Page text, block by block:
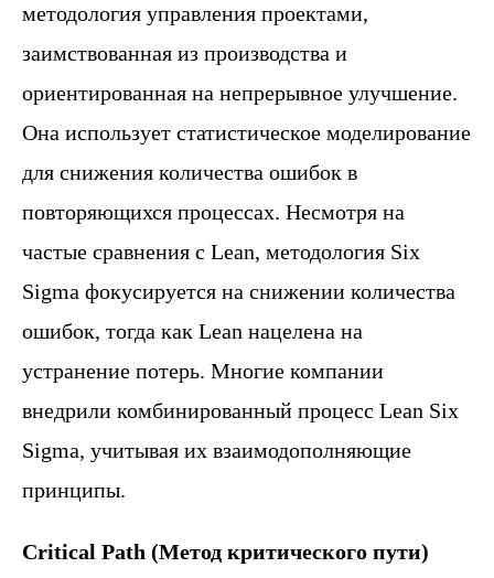
методология управления проектами,
заимствованная из производства и
ориентированная на непрерывное улучшение.
Она использует статистическое моделирование
для снижения количества ошибок в
повторяющихся процессах. Несмотря на
частые сравнения с Lean, методология Six
Sigma фокусируется на снижении количества
ошибок, тогда как Lean нацелена на
устранение потерь. Многие компании
внедрили комбинированный процесс Lean Six
Sigma, учитывая их взаимодополняющие
принципы.
Critical Path (Метод критического пути)